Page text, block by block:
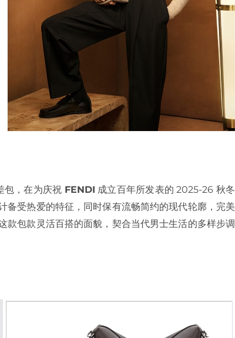
包，在为庆祝 FENDI 成立百年所发表的 2025-26 秋冬
备受热爱的特征，同时保有流畅简约的现代轮廓，完美
包款灵活百搭的面貌，契合当代男士生活的多样步调